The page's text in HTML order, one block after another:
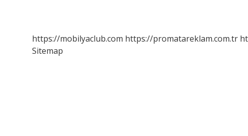
https://mobilyaclub.com https://promatareklam.com.tr
Sitemap